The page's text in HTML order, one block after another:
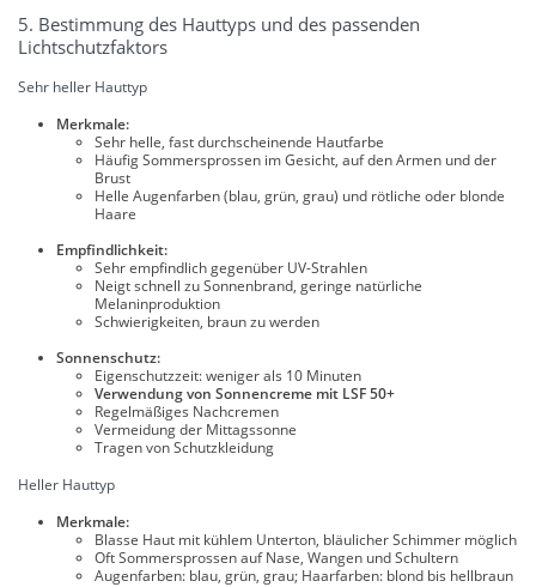
5. Bestimmung des Hauttyps und des passenden
Lichtschutzfaktors
Sehr heller Hauttyp
Merkmale:
Sehr helle, fast durchscheinende Hautfarbe
Häufig Sommersprossen im Gesicht, auf den Armen und der
Brust
Helle Augenfarben (blau, grün, grau) und rötliche oder blonde
Haare
Empfindlichkeit:
Sehr empfindlich gegenüber UV-Strahlen
Neigt schnell zu Sonnenbrand, geringe natürliche
Melaninproduktion
Schwierigkeiten, braun zu werden
Sonnenschutz:
Eigenschutzzeit: weniger als 10 Minuten
Verwendung von Sonnencreme mit LSF 50+
Regelmäßiges Nachcremen
Vermeidung der Mittagssonne
Tragen von Schutzkleidung
Heller Hauttyp
Merkmale:
Blasse Haut mit kühlem Unterton, bläulicher Schimmer möglich
Oft Sommersprossen auf Nase, Wangen und Schultern
Augenfarben: blau, grün, grau; Haarfarben: blond bis hellbraun